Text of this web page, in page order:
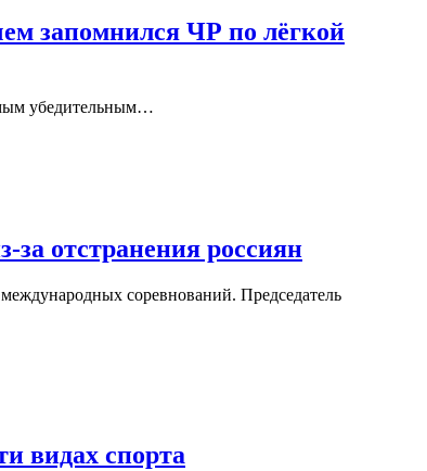
запомнился ЧР по лёгкой
убедительным…
отстранения россиян
соревнований. Председатель
видах спорта